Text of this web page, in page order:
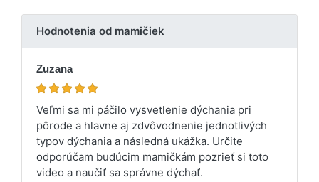
Hodnotenia od mamičiek
Zuzana
Veľmi sa mi páčilo vysvetlenie dýchania pri
pôrode a hlavne aj zdvôvodnenie jednotlivých
typov dýchania a následná ukážka. Určite
odporúčam budúcim mamičkám pozrieť si toto
video a naučiť sa správne dýchať.